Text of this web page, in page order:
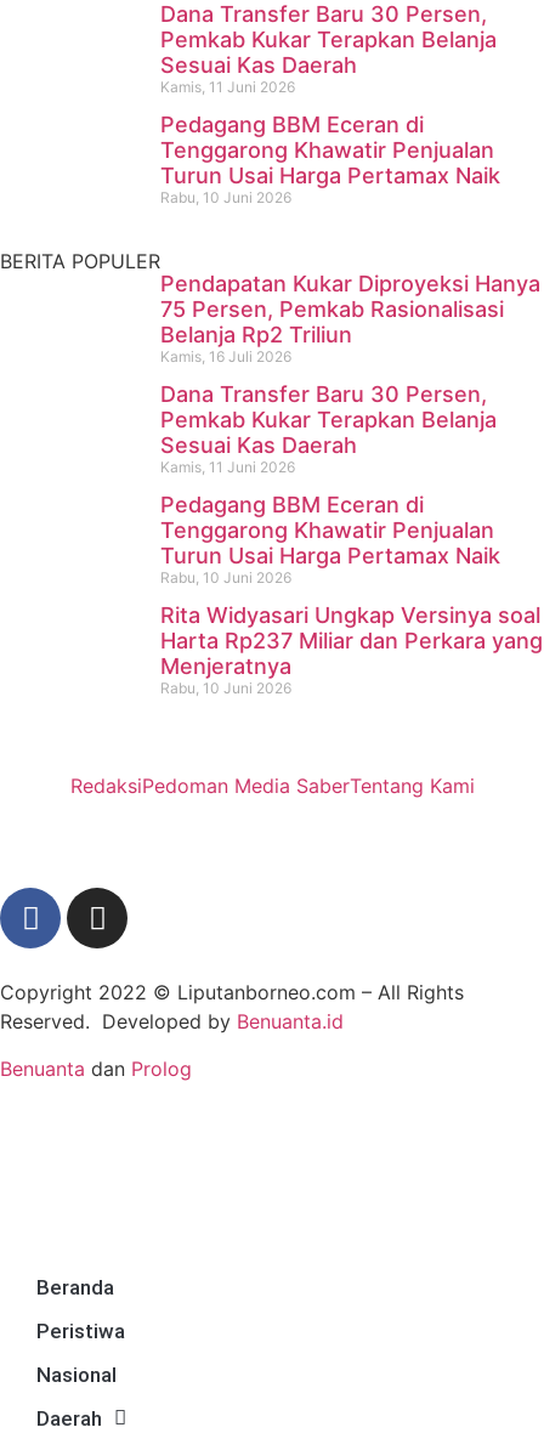
Dana Transfer Baru 30 Persen,
Pemkab Kukar Terapkan Belanja
Sesuai Kas Daerah
Kamis, 11 Juni 2026
Pedagang BBM Eceran di
Tenggarong Khawatir Penjualan
Turun Usai Harga Pertamax Naik
Rabu, 10 Juni 2026
Pencari Ikan yang Hilang di
Mangkurawang Ditemukan
Meninggal di Sungai
Mahakam
BERITA POPULER
Pendapatan Kukar Diproyeksi Hanya
75 Persen, Pemkab Rasionalisasi
Belanja Rp2 Triliun
Kamis, 16 Juli 2026
Dana Transfer Baru 30 Persen,
Pemkab Kukar Terapkan Belanja
Sesuai Kas Daerah
Kamis, 11 Juni 2026
Pedagang BBM Eceran di
Tenggarong Khawatir Penjualan
Turun Usai Harga Pertamax Naik
Rabu, 10 Juni 2026
Rita Widyasari Ungkap Versinya soal
Harta Rp237 Miliar dan Perkara yang
Menjeratnya
Rabu, 10 Juni 2026
RedaksiPedoman Media SaberTentang Kami
Copyright 2022 © Liputanborneo.com – All Rights
Reserved. Developed by Benuanta.id
Benuanta dan Prolog
Beranda
Peristiwa
Nasional
Daerah